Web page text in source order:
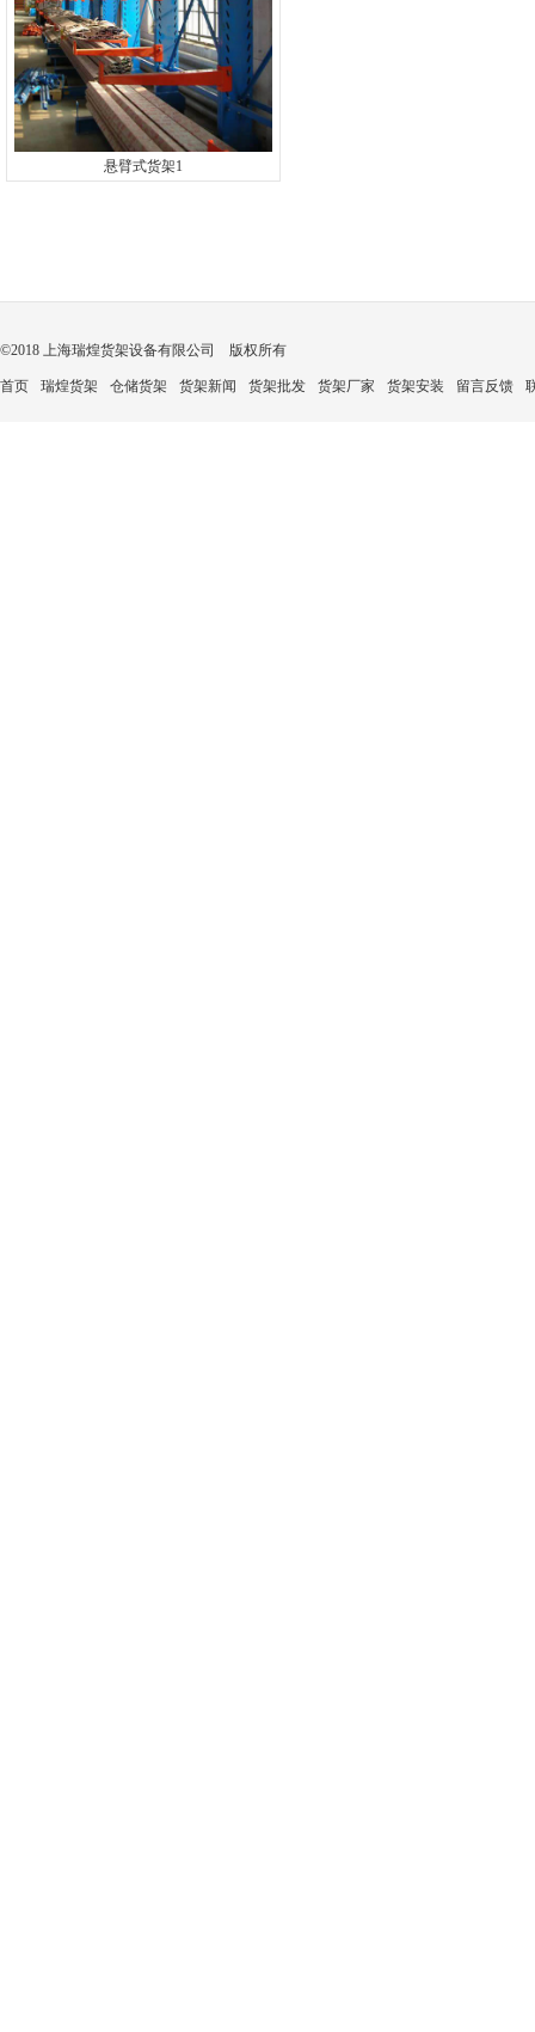
悬臂式货架1
©2018 上海瑞煌货架设备有限公司 版权所有
首页 瑞煌货架 仓储货架 货架新闻 货架批发 货架厂家 货架安装 留言反馈